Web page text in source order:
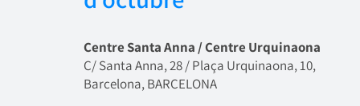
Centre Santa Anna / Centre Urquinaona
C/ Santa Anna, 28 / Plaça Urquinaona, 10,
Barcelona, BARCELONA